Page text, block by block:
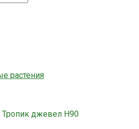
растения
джевел H90